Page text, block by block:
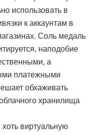
использовать в
к аккаунтам в
Соль медаль
наподобие
а
платежными
обхаживать
хранилища
виртуальную